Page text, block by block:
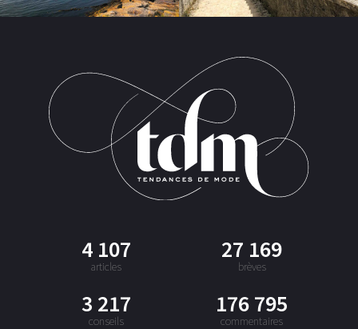
4 107
articles
27 169
brèves
3 217
conseils
176 795
commentaires